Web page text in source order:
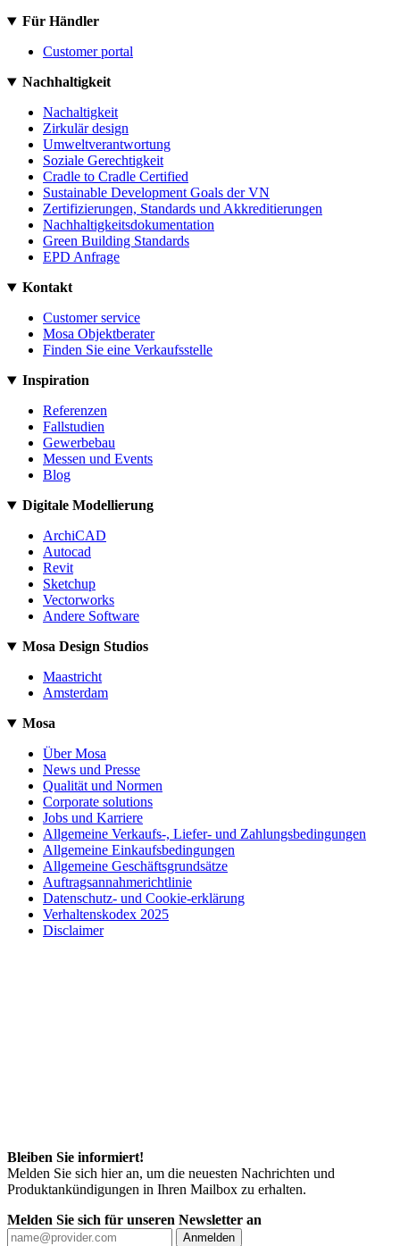
Für Händler
Customer portal
Nachhaltigkeit
Nachaltigkeit
Zirkulär design
Umweltverantwortung
Soziale Gerechtigkeit
Cradle to Cradle Certified
Sustainable Development Goals der VN
Zertifizierungen, Standards und Akkreditierungen
Nachhaltigkeitsdokumentation
Green Building Standards
EPD Anfrage
Kontakt
Customer service
Mosa Objektberater
Finden Sie eine Verkaufsstelle
Inspiration
Referenzen
Fallstudien
Gewerbebau
Messen und Events
Blog
Digitale Modellierung
ArchiCAD
Autocad
Revit
Sketchup
Vectorworks
Andere Software
Mosa Design Studios
Maastricht
Amsterdam
Mosa
Über Mosa
News und Presse
Qualität und Normen
Corporate solutions
Jobs und Karriere
Allgemeine Verkaufs-, Liefer- und Zahlungsbedingungen
Allgemeine Einkaufsbedingungen
Allgemeine Geschäftsgrundsätze
Auftragsannahmerichtlinie
Datenschutz- und Cookie-erklärung
Verhaltenskodex 2025
Disclaimer
Bleiben Sie informiert!
Melden Sie sich hier an, um die neuesten Nachrichten und
Produktankündigungen in Ihren Mailbox zu erhalten.
Melden Sie sich für unseren Newsletter an
Anmelden